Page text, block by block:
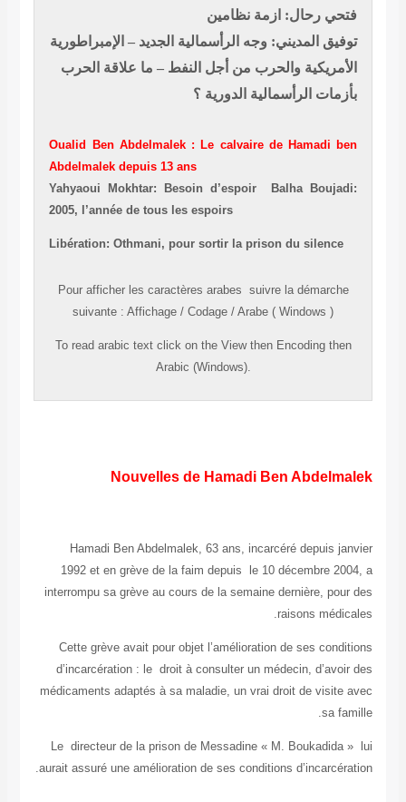
فتحي رحال: ازمة نظامين
توفيق المديني: وجه الرأسمالية الجديد – الإمبراطورية
الأمريكية والحرب من أجل النفط – ما علاقة الحرب
بأزمات الرأسمالية الدورية ؟
Oualid Ben Abdelmalek : Le calvaire de Hamadi ben
Abdelmalek depuis 13 ans
Yahyaoui Mokhtar: Besoin d’espoir Balha Boujadi:
2005, l’année de tous les espoirs
Libération: Othmani, pour sortir la prison du silence
Pour afficher les caractères arabes suivre la démarche
suivante : Affichage /Codage /Arabe ( Windows )
To read arabic text click on the ViewthenEncoding then
Arabic (Windows).
Nouvelles de Hamadi Ben Abdelmalek
Hamadi Ben Abdelmalek, 63 ans, incarcéré depuis janvier
1992 et en grève de la faim depuis le 10 décembre 2004, a
interrompu sa grève au cours de la semaine dernière, pour des
raisons médicales.
Cette grève avait pour objet l’amélioration de ses conditions
d’incarcération : le droit à consulter un médecin, d’avoir des
médicaments adaptés à sa maladie, un vrai droit de visite avec
sa famille.
Le directeur de la prison de Messadine « M. Boukadida » lui
aurait assuré une amélioration de ses conditions d’incarcération.